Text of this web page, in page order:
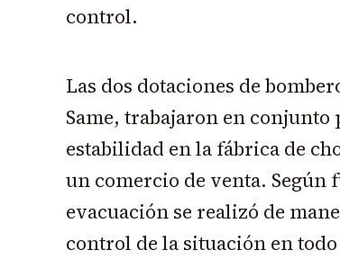
control.
Las dos dotaciones de
Same, trabajaron en
estabilidad en la fábrica de
un comercio de venta. Según
evacuación se realizó de
control de la situación en